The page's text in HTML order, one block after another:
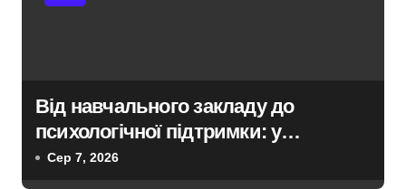
Від навчального закладу до
психологічної підтримки: у
Київській області з’явиться
Сер 7, 2026